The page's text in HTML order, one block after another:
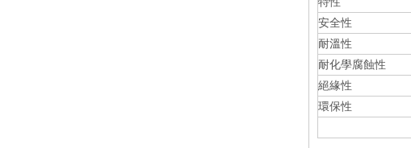
安全性
耐溫性
耐化學腐蝕性
絕緣性
環保性